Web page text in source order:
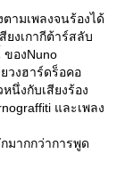
ามเพลงจนร้องได้
ยงเกากีต้าร์สลับ
ของNuno
วงฮาร์ดร็อคอ
นึ่งกับเสียงร้อง
และเพลง
มากกว่าการพูด